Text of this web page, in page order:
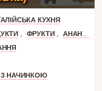
КУХНЯ
, ФРУКТИ , АНАНАС
НАЧИНКОЮ